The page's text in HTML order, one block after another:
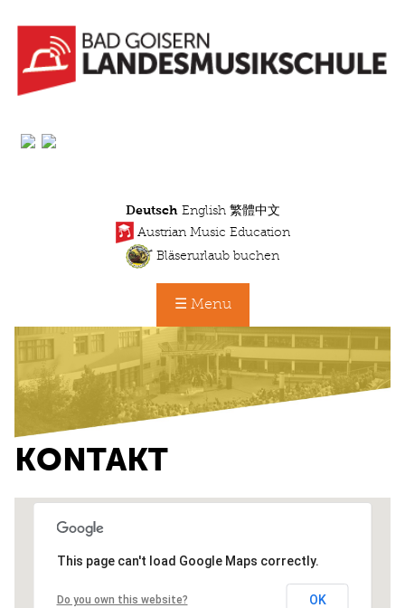
Inhalt
Deutsch English 繁體中文
Austrian Music Education
Bläserurlaub buchen
☰ Menu
KONTAKT
This page can't load Google Maps correctly.
Do you own this website? OK